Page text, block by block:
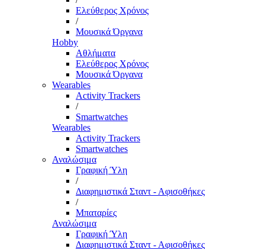
Ελεύθερος Χρόνος
/
Μουσικά Όργανα
Hobby
Αθλήματα
Ελεύθερος Χρόνος
Μουσικά Όργανα
Wearables
Activity Trackers
/
Smartwatches
Wearables
Activity Trackers
Smartwatches
Αναλώσιμα
Γραφική Ύλη
/
Διαφημιστικά Σταντ - Αφισοθήκες
/
Μπαταρίες
Αναλώσιμα
Γραφική Ύλη
Διαφημιστικά Σταντ - Αφισοθήκες